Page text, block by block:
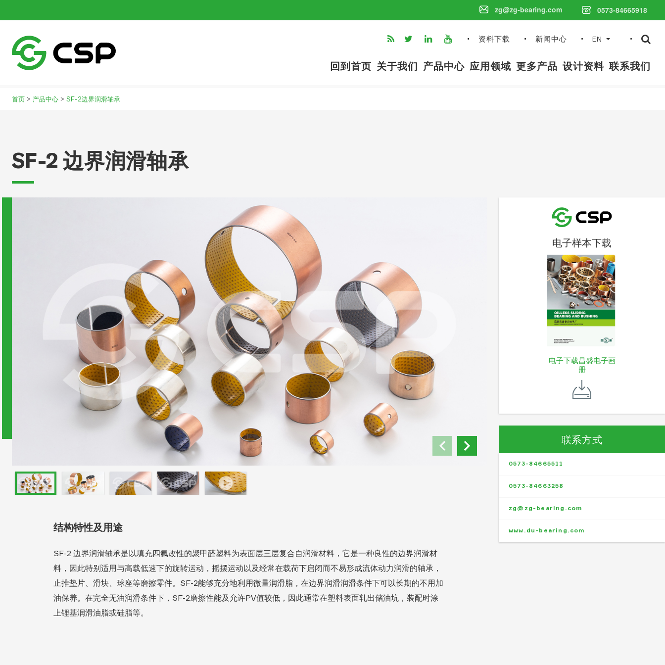
zg@zg-bearing.com 0573-84665918
资料下载 新闻中心 EN
回到首页 关于我们 产品中心 应用领域 更多产品 设计资料 联系我们
首页 > 产品中心 > SF-2边界润滑轴承
SF-2 边界润滑轴承
结构特性及用途
SF-2 边界润滑轴承是以填充四氟改性的聚甲醛塑料为表面层三层复合自润滑材料，它是一种良性的边界润滑材
料，因此特别适用与高载低速下的旋转运动，摇摆运动以及经常在载荷下启闭而不易形成流体动力润滑的轴承，
止推垫片、滑块、球座等磨擦零件。SF-2能够充分地利用微量润滑脂，在边界润滑润滑条件下可以长期的不用加
油保养。在完全无油润滑条件下，SF-2磨擦性能及允许PV值较低，因此通常在塑料表面轧出储油坑，装配时涂
上锂基润滑油脂或硅脂等。
电子样本下载
电子下载昌盛电子画
册
联系方式
0573-84665511
0573-84663258
zg@zg-bearing.com
www.du-bearing.com